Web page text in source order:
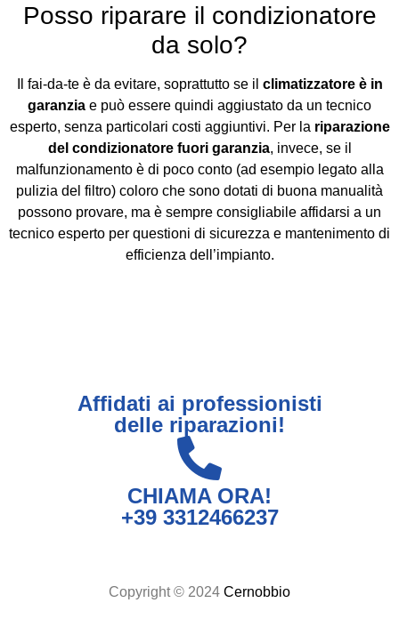
Posso riparare il condizionatore
da solo?
Il fai-da-te è da evitare, soprattutto se il climatizzatore è in
garanzia e può essere quindi aggiustato da un tecnico
esperto, senza particolari costi aggiuntivi. Per la riparazione
del condizionatore fuori garanzia, invece, se il
malfunzionamento è di poco conto (ad esempio legato alla
pulizia del filtro) coloro che sono dotati di buona manualità
possono provare, ma è sempre consigliabile affidarsi a un
tecnico esperto per questioni di sicurezza e mantenimento di
efficienza dell’impianto.
Affidati ai professionisti
delle riparazioni!
CHIAMA ORA!
+39 3312466237
Copyright © 2024 Cernobbio